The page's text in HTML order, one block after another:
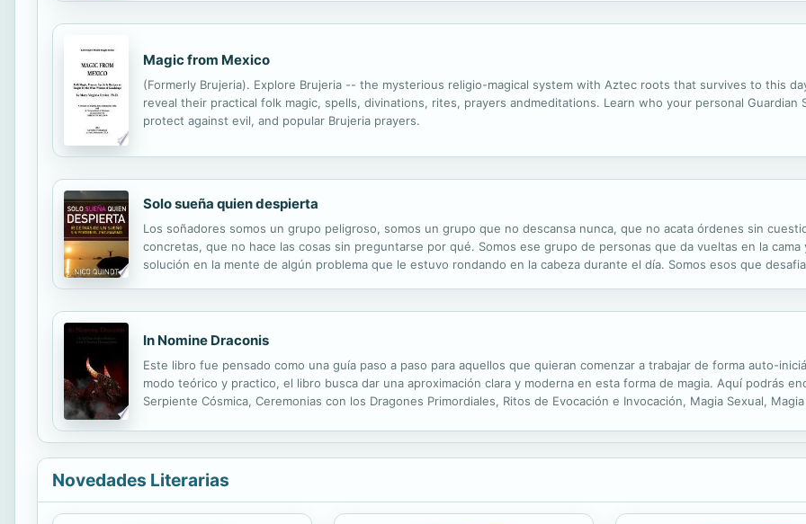
Magic from Mexico
(Formerly Brujeria). Explore Brujeria -- the mysterious religio-magical system with Aztec roots that survives to this
reveal their practical folk magic, spells, divinations, rites, prayers andmeditations. Learn who your personal
protect against evil, and popular Brujeria prayers.
Solo sueña quien despierta
Los soñadores somos un grupo peligroso, somos un grupo que no descansa nunca, que no acata órdenes sin
concretas, que no hace las cosas sin preguntarse por qué. Somos ese grupo de personas que da vueltas en la
solución en la mente de algún problema que le estuvo rondando en la cabeza durante el día. Somos esos que
In Nomine Draconis
Este libro fue pensado como una guía paso a paso para aquellos que quieran comenzar a trabajar de forma auto-
modo teórico y practico, el libro busca dar una aproximación clara y moderna en esta forma de magia. Aquí podrás
Serpiente Cósmica, Ceremonias con los Dragones Primordiales, Ritos de Evocación e Invocación, Magia Sexual,
Novedades Literarias